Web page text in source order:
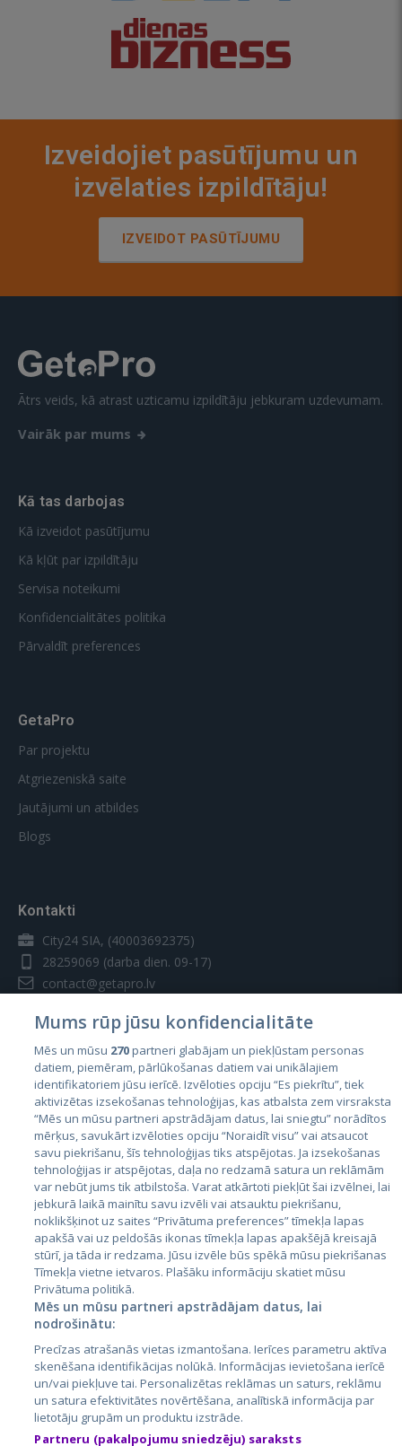
Izveidojiet pasūtījumu un
izvēlaties izpildītāju!
IZVEIDOT PASŪTĪJUMU
Ātrs veids, kā atrast uzticamu izpildītāju jebkuram uzdevumam.
Vairāk par mums
Kā tas darbojas
Kā izveidot pasūtījumu
Kā kļūt par izpildītāju
Servisa noteikumi
Konfidencialitātes politika
Pārvaldīt preferences
GetaPro
Par projektu
Atgriezeniskā saite
Jautājumi un atbildes
Blogs
Kontakti
City24 SIA, (40003692375)
28259069 (darba dien. 09-17)
contact@getapro.lv
Valstis
Igaunija
Latvija
Lietuva
City24.lv
City24.ee
GetaPro.lv
GetaPro.ee
Skelbiu.lt
CVbankas.lt
Kainos.lt
Paslaugos.lt
auto24.ee
Mums rūp jūsu konfidencialitāte
Mēs un mūsu 270partneri glabājam un piekļūstam personas
datiem, piemēram, pārlūkošanas datiem vai unikālajiem
identifikatoriem jūsu ierīcē. Izvēloties opciju “Es piekrītu”, tiek
aktivizētas izsekošanas tehnoloģijas, kas atbalsta zem virsraksta
“Mēs un mūsu partneri apstrādājam datus, lai sniegtu” norādītos
mērķus, savukārt izvēloties opciju “Noraidīt visu” vai atsaucot
savu piekrišanu, šīs tehnoloģijas tiks atspējotas. Ja izsekošanas
tehnoloģijas ir atspējotas, daļa no redzamā satura un reklāmām
var nebūt jums tik atbilstoša. Varat atkārtoti piekļūt šai izvēlnei, lai
jebkurā laikā mainītu savu izvēli vai atsauktu piekrišanu,
noklikšķinot uz saites “Privātuma preferences” tīmekļa lapas
apakšā vai uz peldošās ikonas tīmekļa lapas apakšējā kreisajā
stūrī, ja tāda ir redzama. Jūsu izvēle būs spēkā mūsu piekrišanas
Tīmekļa vietne ietvaros. Plašāku informāciju skatiet mūsu
Privātuma politikā.
Mēs un mūsu partneri apstrādājam datus, lai
nodrošinātu:
Precīzas atrašanās vietas izmantošana. Ierīces parametru aktīva
skenēšana identifikācijas nolūkā. Informācijas ievietošana ierīcē
un/vai piekļuve tai. Personalizētas reklāmas un saturs, reklāmu
un satura efektivitātes novērtēšana, analītiskā informācija par
lietotāju grupām un produktu izstrāde.
Partneru (pakalpojumu sniedzēju) saraksts